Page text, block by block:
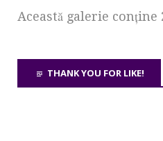
Această galerie conţine
THANK YOU FOR LIKE!